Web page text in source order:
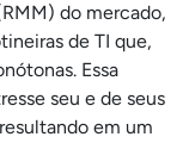
do mercado,
de TI que,
Essa
seu e de seus
em um